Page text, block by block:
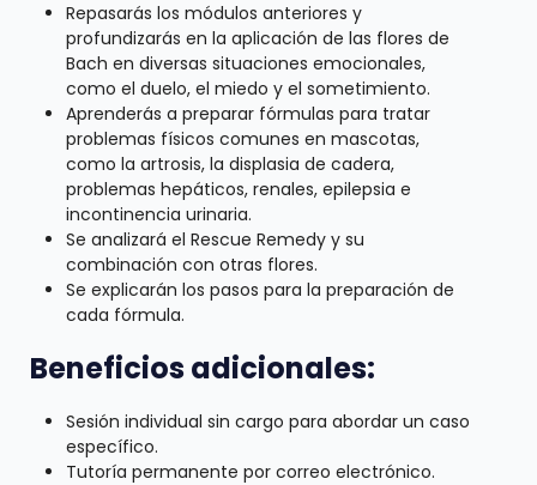
Repasarás los módulos anteriores y
profundizarás en la aplicación de las flores de
Bach en diversas situaciones emocionales,
como el duelo, el miedo y el sometimiento.
Aprenderás a preparar fórmulas para tratar
problemas físicos comunes en mascotas,
como la artrosis, la displasia de cadera,
problemas hepáticos, renales, epilepsia e
incontinencia urinaria.
Se analizará el Rescue Remedy y su
combinación con otras flores.
Se explicarán los pasos para la preparación de
cada fórmula.
Beneficios adicionales:
Sesión individual sin cargo para abordar un caso
específico.
Tutoría permanente por correo electrónico.